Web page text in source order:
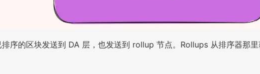
序的区块发送到 DA 层，也发送到 rollup 节点。Rollups 从排序器那